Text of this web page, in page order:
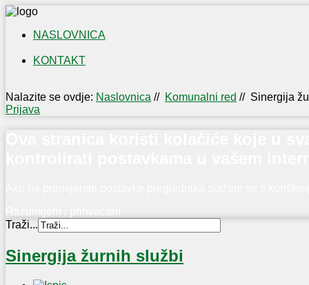
NASLOVNICA
KONTAKT
Nalazite se ovdje: Naslovnica // Komunalni red // Sinergija
Prijava
Traži...
Sinergija žurnih službi
NAŠI
OTOČANI
U